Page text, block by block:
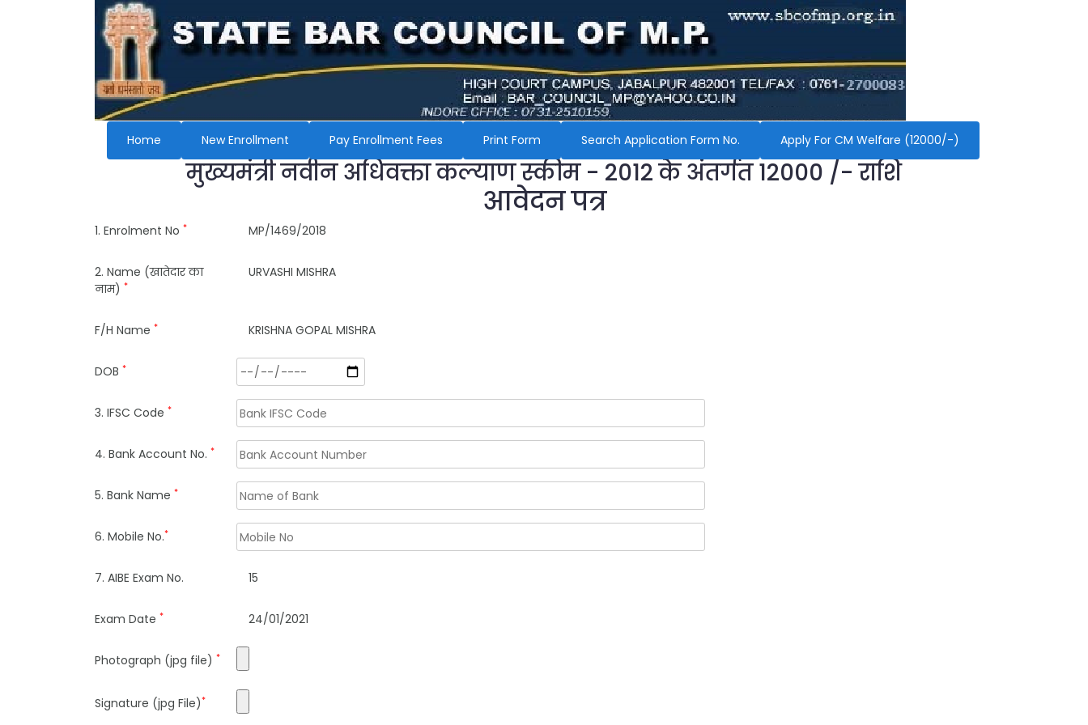
Home New Enrollment Pay Enrollment Fees Print Form Search Application Form No. Apply For CM Welfare (12000/-)
मुख्यमंत्री नवीन अधिवक्ता कल्याण स्कीम - 2012 के अंतर्गत 12000 /- राशि
आवेदन पत्र
1. Enrolment No * MP/1469/2018
2. Name (खातेदार का
नाम) *
URVASHI MISHRA
F/H Name * KRISHNA GOPAL MISHRA
DOB *
3. IFSC Code *
4. Bank Account No. *
5. Bank Name *
6. Mobile No.*
7. AIBE Exam No. 15
Exam Date * 24/01/2021
Photograph (jpg file) *
Signature (jpg File)*